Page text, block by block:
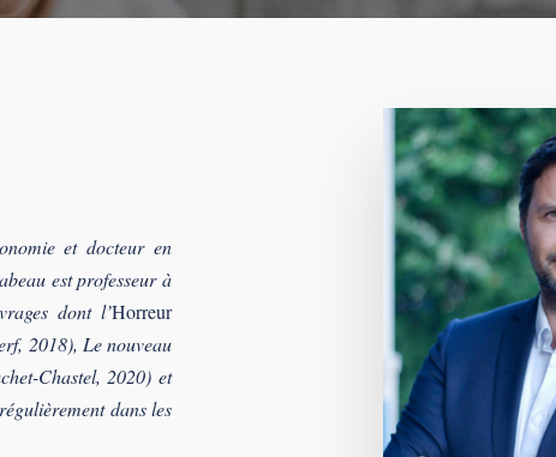
et docteur en
est professeur à
dont l’Horreur
2018), Le nouveau
Chastel, 2020) et
dans les